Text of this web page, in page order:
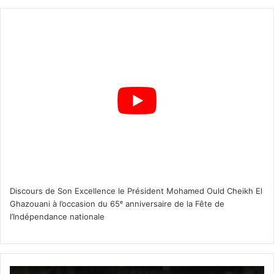
Discours de Son Excellence le Président Mohamed Ould Cheikh El
Ghazouani à l’occasion du 65ᵉ anniversaire de la Fête de
l’Indépendance nationale